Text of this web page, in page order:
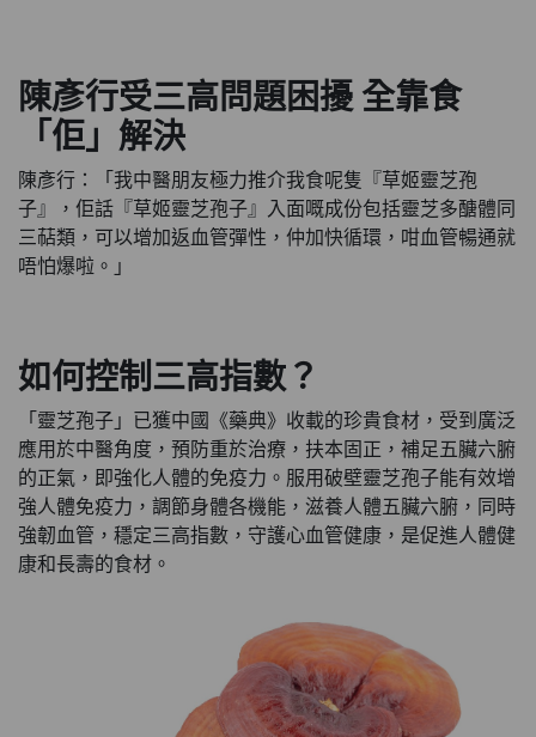
陳彥行受三高問題困擾 全靠食
「佢」解決
陳彥行：「我中醫朋友極力推介我食呢隻『草姬靈芝孢
子』，佢話『草姬靈芝孢子』入面嘅成份包括靈芝多醣體同
三萜類，可以增加返血管彈性，仲加快循環，咁血管暢通就
唔怕爆啦。」
如何控制三高指數？
「靈芝孢子」已獲中國《藥典》收載的珍貴食材，受到廣泛
應用於中醫角度，預防重於治療，扶本固正，補足五臟六腑
的正氣，即強化人體的免疫力。服用破壁靈芝孢子能有效增
強人體免疫力，調節身體各機能，滋養人體五臟六腑，同時
強韌血管，穩定三高指數，守護心血管健康，是促進人體健
康和長壽的食材。